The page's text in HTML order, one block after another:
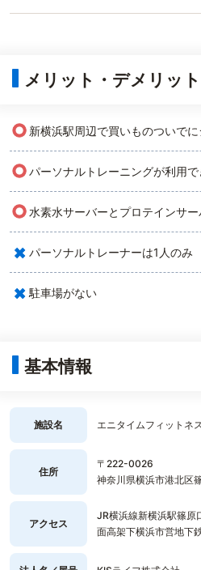
メリット・デメリット
○ 新横浜駅周辺で買いものついで
○パーソナルトレーニングが利用で
○水素水サーバーとプロテインサ
× パーソナルトレーナーは1人のみ
× 駐車場がない
基本情報
施設名 エニタイムフィットネ
住所
〒222-0026
神奈川県横浜市港北区
アクセス
JR横浜線新横浜駅篠原
面高架下横浜市営地下